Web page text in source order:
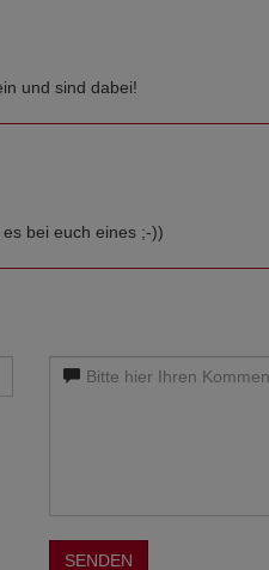
und sind dabei!
bei euch eines ;-))
SENDEN